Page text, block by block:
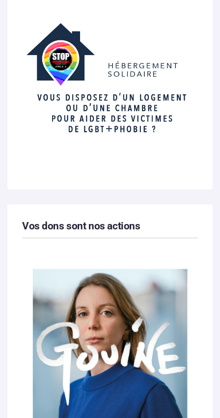
Vos dons sont nos actions